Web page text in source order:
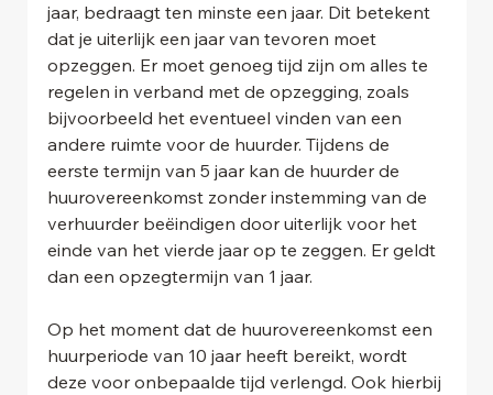
jaar, bedraagt ten minste een jaar. Dit betekent
dat je uiterlijk een jaar van tevoren moet
opzeggen. Er moet genoeg tijd zijn om alles te
regelen in verband met de opzegging, zoals
bijvoorbeeld het eventueel vinden van een
andere ruimte voor de huurder. Tijdens de
eerste termijn van 5 jaar kan de huurder de
huurovereenkomst zonder instemming van de
verhuurder beëindigen door uiterlijk voor het
einde van het vierde jaar op te zeggen. Er geldt
dan een opzegtermijn van 1 jaar.
Op het moment dat de huurovereenkomst een
huurperiode van 10 jaar heeft bereikt, wordt
deze voor onbepaalde tijd verlengd. Ook hierbij